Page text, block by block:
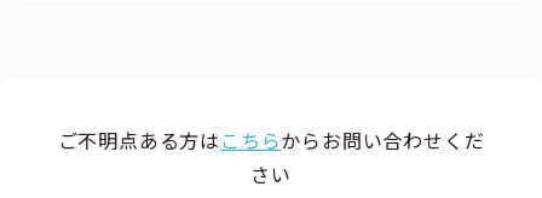
ご不明点ある方は こちらからお問い合わせくだ
さい